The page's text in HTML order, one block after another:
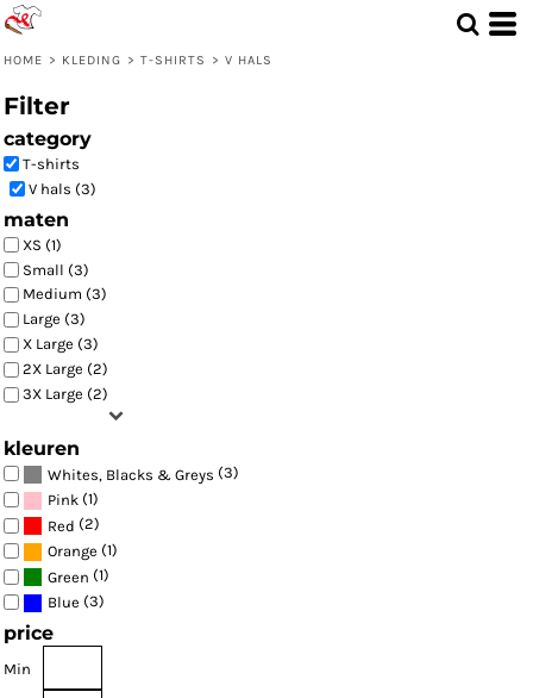
HOME > KLEDING > T-SHIRTS > V HALS
Filter
category
T-shirts
V hals (3)
maten
XS (1)
Small (3)
Medium (3)
Large (3)
X Large (3)
2X Large (2)
3X Large (2)
kleuren
Whites, Blacks & Greys (3)
Pink (1)
Red (2)
Orange (1)
Green (1)
Blue (3)
price
Min
Standaard
Price: Lowest First
Price: Highest First
Date Added